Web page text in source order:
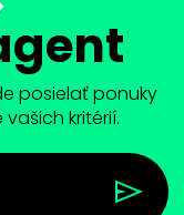
posielať ponuky
kritérií.